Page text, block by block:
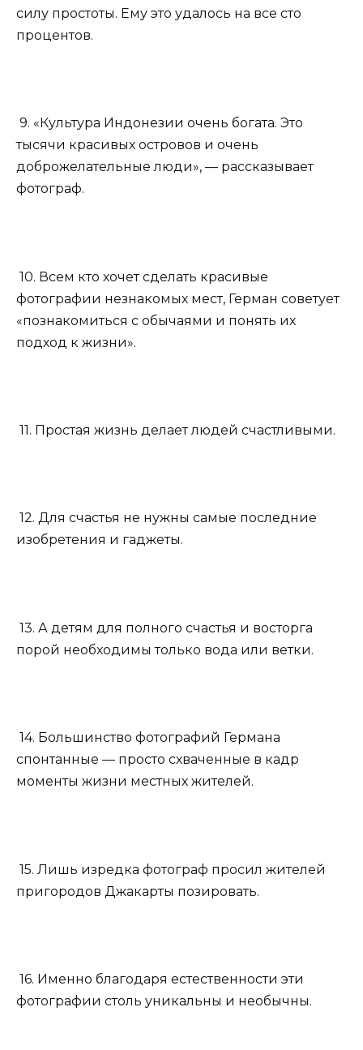
силу простоты. Ему это удалось на все сто
процентов.
9. «Культура Индонезии очень богата. Это
тысячи красивых островов и очень
доброжелательные люди», — рассказывает
фотограф.
10. Всем кто хочет сделать красивые
фотографии незнакомых мест, Герман советует
«познакомиться с обычаями и понять их
подход к жизни».
11. Простая жизнь делает людей счастливыми.
12. Для счастья не нужны самые последние
изобретения и гаджеты.
13. А детям для полного счастья и восторга
порой необходимы только вода или ветки.
14. Большинство фотографий Германа
спонтанные — просто схваченные в кадр
моменты жизни местных жителей.
15. Лишь изредка фотограф просил жителей
пригородов Джакарты позировать.
16. Именно благодаря естественности эти
фотографии столь уникальны и необычны.